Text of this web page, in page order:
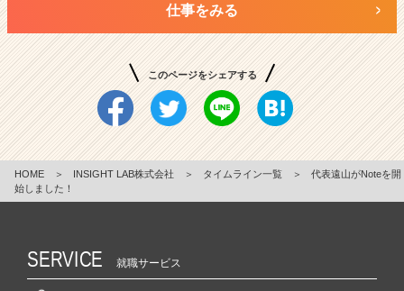
仕事をみる
このページをシェアする
HOME ＞ INSIGHT LAB株式会社 ＞ タイムライン一覧 ＞
代表遠山がNoteを開
始しました！
SERVICE 就職サービス